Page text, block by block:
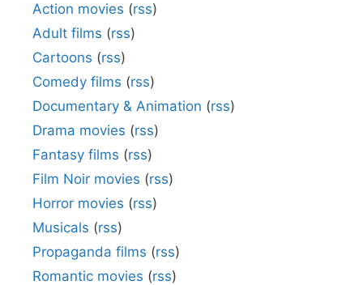
Action movies (rss)
Adult films (rss)
Cartoons (rss)
Comedy films (rss)
Documentary & Animation (rss)
Drama movies (rss)
Fantasy films (rss)
Film Noir movies (rss)
Horror movies (rss)
Musicals (rss)
Propaganda films (rss)
Romantic movies (rss)